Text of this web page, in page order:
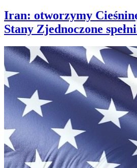
Iran: otworzymy
Stany Zjednoczone